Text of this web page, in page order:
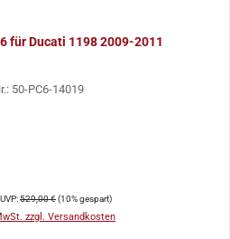
für Ducati 1198 2009-2011
50-PC6-14019
Regulärer Preis:
UVP:529,00 €(10% gespart)
zzgl. Versandkosten